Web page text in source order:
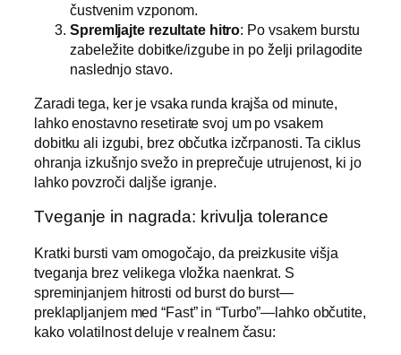
čustvenim vzponom.
Spremljajte rezultate hitro: Po vsakem burstu
zabeležite dobitke/izgube in po želji prilagodite
naslednjo stavo.
Zaradi tega, ker je vsaka runda krajša od minute,
lahko enostavno resetirate svoj um po vsakem
dobitku ali izgubi, brez občutka izčrpanosti. Ta ciklus
ohranja izkušnjo svežo in preprečuje utrujenost, ki jo
lahko povzroči daljše igranje.
Tveganje in nagrada: krivulja tolerance
Kratki bursti vam omogočajo, da preizkusite višja
tveganja brez velikega vložka naenkrat. S
spreminjanjem hitrosti od burst do burst—
preklapljanjem med “Fast” in “Turbo”—lahko občutite,
kako volatilnost deluje v realnem času: